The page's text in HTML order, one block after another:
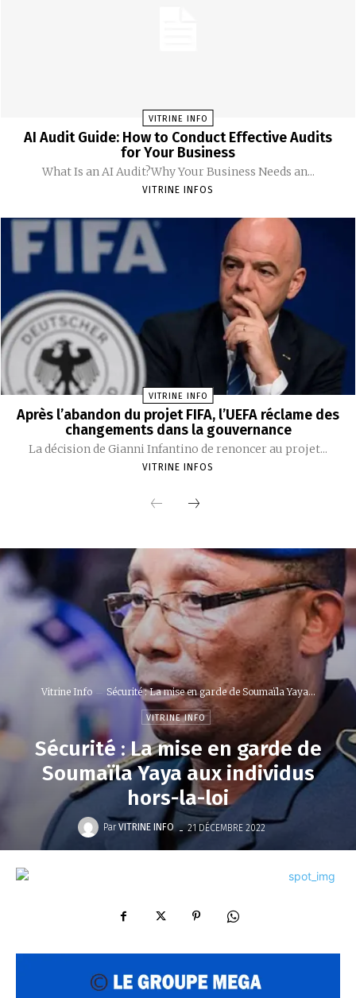
VITRINE INFO
AI Audit Guide: How to Conduct Effective Audits
for Your Business
What Is an AI Audit?Why Your Business Needs an...
VITRINE INFOS
VITRINE INFO
Après l’abandon du projet FIFA, l’UEFA réclame des
changements dans la gouvernance
La décision de Gianni Infantino de renoncer au projet...
VITRINE INFOS